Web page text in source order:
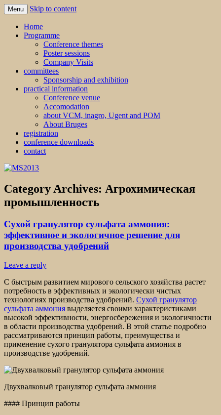
MS2013
Menu Skip to content
Home
Programme
Conference themes
Poster sessions
Company Visits
committees
Sponsorship and exhibition
practical information
Conference venue
Accomodation
about VCM, inagro, Ugent and POM
About Bruges
registration
conference downloads
contact
Category Archives: Агрохимическая
промышленность
Сухой гранулятор сульфата аммония:
эффективное и экологичное решение для
производства удобрений
Leave a reply
С быстрым развитием мирового сельского хозяйства растет
потребность в эффективных и экологически чистых
технологиях производства удобрений. Сухой гранулятор
сульфата аммония выделяется своими характеристиками
высокой эффективности, энергосбережения и экологичности
в области производства удобрений. В этой статье подробно
рассматриваются принцип работы, преимущества и
применение сухого гранулятора сульфата аммония в
производстве удобрений.
Двухвалковый гранулятор сульфата аммония
#### Принцип работы